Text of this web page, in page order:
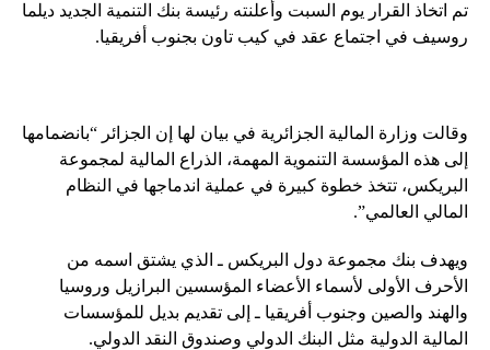
تم اتخاذ القرار يوم السبت وأعلنته رئيسة بنك التنمية الجديد ديلما
روسيف في اجتماع عقد في كيب تاون بجنوب أفريقيا.
وقالت وزارة المالية الجزائرية في بيان لها إن الجزائر “بانضمامها
إلى هذه المؤسسة التنموية المهمة، الذراع المالية لمجموعة
البريكس، تتخذ خطوة كبيرة في عملية اندماجها في النظام
المالي العالمي”.
ويهدف بنك مجموعة دول البريكس ـ الذي يشتق اسمه من
الأحرف الأولى لأسماء الأعضاء المؤسسين البرازيل وروسيا
والهند والصين وجنوب أفريقيا ـ إلى تقديم بديل للمؤسسات
المالية الدولية مثل البنك الدولي وصندوق النقد الدولي.